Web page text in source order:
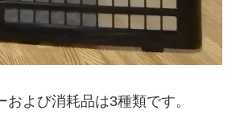
よび消耗品は3種類です。